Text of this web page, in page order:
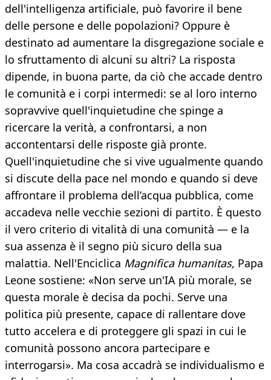
dell'intelligenza artificiale, può favorire il bene
delle persone e delle popolazioni? Oppure è
destinato ad aumentare la disgregazione sociale e
lo sfruttamento di alcuni su altri? La risposta
dipende, in buona parte, da ciò che accade dentro
le comunità e i corpi intermedi: se al loro interno
sopravvive quell'inquietudine che spinge a
ricercare la verità, a confrontarsi, a non
accontentarsi delle risposte già pronte.
Quell'inquietudine che si vive ugualmente quando
si discute della pace nel mondo e quando si deve
affrontare il problema dell’acqua pubblica, come
accadeva nelle vecchie sezioni di partito. È questo
il vero criterio di vitalità di una comunità — e la
sua assenza è il segno più sicuro della sua
malattia. Nell'Enciclica Magnifica humanitas, Papa
Leone sostiene: «Non serve un'IA più morale, se
questa morale è decisa da pochi. Serve una
politica più presente, capace di rallentare dove
tutto accelera e di proteggere gli spazi in cui le
comunità possono ancora partecipare e
interrogarsi». Ma cosa accadrà se individualismo e